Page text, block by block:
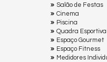
Salão de Festas
Cinema
Piscina
Quadra Esportiva
Espaço Gourmet
Espaço Fitness
Medidores